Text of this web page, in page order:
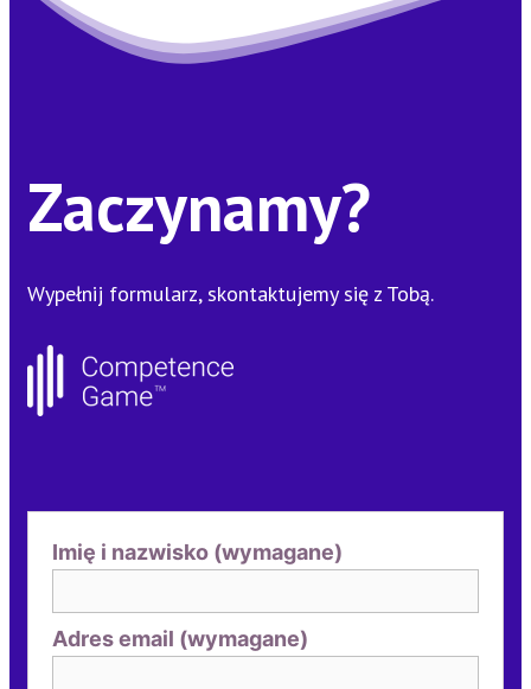
Zaczynamy?
Wypełnij formularz, skontaktujemy się z Tobą.
Imię i nazwisko (wymagane)
Adres email (wymagane)